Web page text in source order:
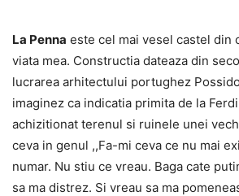
La Penna este cel mai vesel castel din
viata mea. Constructia dateaza din
lucrarea arhitectului portughez
imaginez ca indicatia primita de la
achizitionat terenul si ruinele unei
ceva in genul ,,Fa-mi ceva ce nu mai
numar. Nu stiu ce vreau. Baga cate
sa ma distrez. Si vreau sa ma